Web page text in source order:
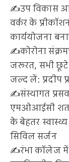
✍️उप विकास
वर्कर के
कार्ययोजना
✍️कोरोना
जरूरत, सभी छूटे
जल्द लें: प्रदीप
✍️संस्थागत
एमओआईसी शत
के बेहतर
सिविल सर्जन
✍️रंभा कॉलेज